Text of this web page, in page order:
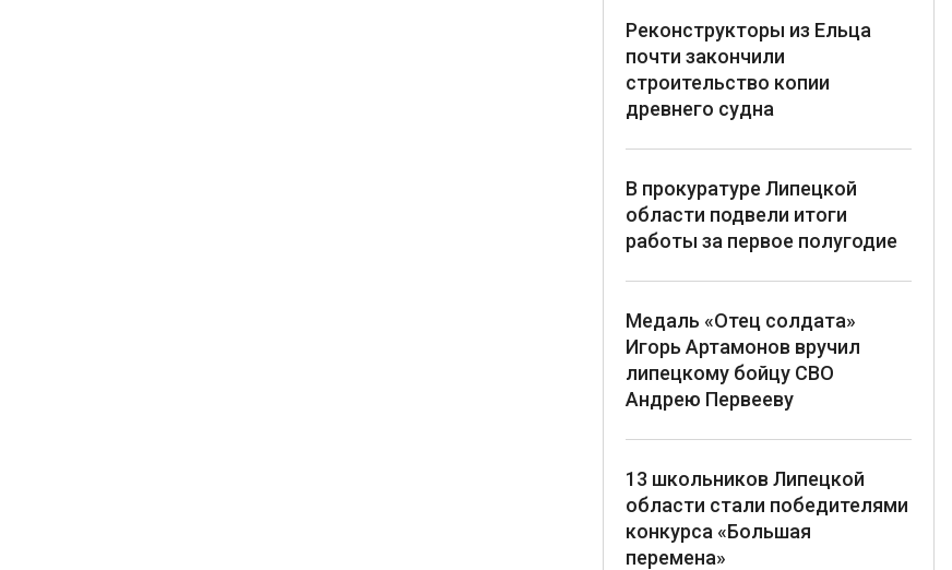
Реконструкторы из Ельца
почти закончили
строительство копии
древнего судна
В прокуратуре Липецкой
области подвели итоги
работы за первое полугодие
Медаль «Отец солдата»
Игорь Артамонов вручил
липецкому бойцу СВО
Андрею Первееву
13 школьников Липецкой
области стали победителями
конкурса «Большая
перемена»